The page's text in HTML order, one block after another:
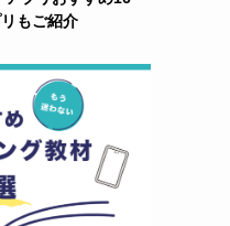
もご紹介